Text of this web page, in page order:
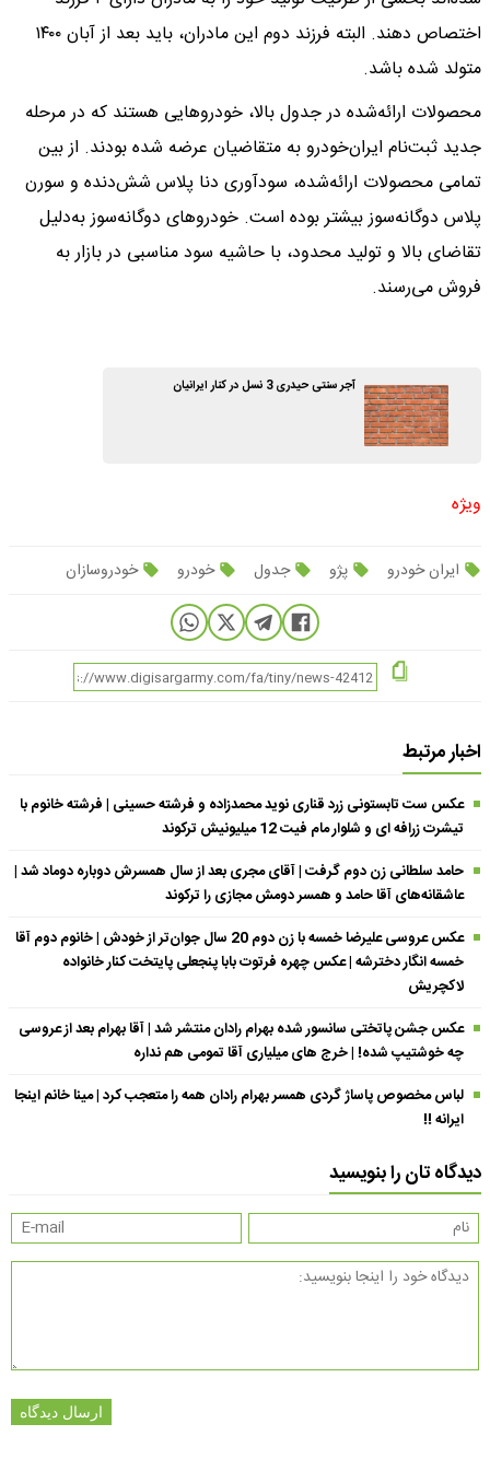
اختصاص دهند. البته فرزند دوم این مادران، باید بعد از آبان ۱۴۰۰
متولد شده باشد.
محصولات ارائه‌شده در جدول بالا، خودروهایی هستند که در مرحله
جدید ثبت‌نام ایران‌خودرو به متقاضیان عرضه شده بودند. از بین
تمامی محصولات ارائه‌شده، سودآوری دنا پلاس شش‌دنده و سورن
پلاس دوگانه‌سوز بیشتر بوده است. خودروهای دوگانه‌سوز به‌دلیل
تقاضای بالا و تولید محدود، با حاشیه سود مناسبی در بازار به
فروش می‌رسند.
آجر سنتی حیدری 3 نسل در کنار ایرانیان
ویژه
ایران خودرو پژو جدول خودرو خودروسازان
اخبار مرتبط
عکس ست تابستونی زرد قناری نوید محمدزاده و فرشته حسینی | فرشته خانوم با
تیشرت زرافه ای و شلوار مام فیت 12 میلیونیش ترکوند
حامد سلطانی زن دوم گرفت | آقای مجری بعد از سال همسرش دوباره دوماد شد |
عاشقانه‌های آقا حامد و همسر دومش مجازی را ترکوند
عکس عروسی علیرضا خمسه با زن دوم 20 سال جوان‌تر از خودش | خانوم دوم آقا
خمسه انگار دخترشه | عکس چهره فرتوت بابا پنجعلی پایتخت کنار خانواده
لاکچریش
عکس جشن پاتختی سانسور شده بهرام رادان منتشر شد | آقا بهرام بعد از عروسی
چه خوشتیپ شده! | خرج های میلیاری آقا تمومی هم نداره
لباس مخصوص پاساژ گردی همسر بهرام رادان همه را متعجب کرد | مینا خانم اینجا
ایرانه !!
دیدگاه تان را بنویسید
ارسال دیدگاه